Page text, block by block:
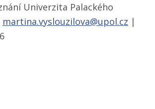
Univerzita Palackého
martina.vyslouzilova@upol.cz |